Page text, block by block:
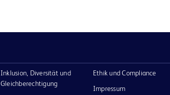
Inklusion, Diversität und
Gleichberechtigung
Ethik und Compliance
Impressum